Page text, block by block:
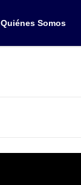
Quiénes Somos